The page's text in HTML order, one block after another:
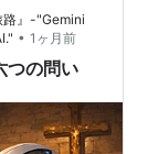
ししちゃい
ケーキ？ オ
路』-"Gemini
• 1ヶ月前
つの問い